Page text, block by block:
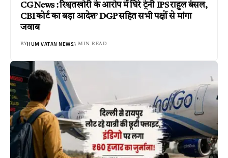
CG News : रिश्वतखोरी के आरोप में घिरे ट्रेनी IPS राहुल बंसल,
CBI कोर्ट का बड़ा आदेश’ DGP सहित सभी पक्षों से मांगा
जवाब
BYHUM VATAN NEWS3 MIN READ